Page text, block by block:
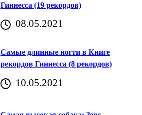
Гиннесса (19 рекордов)
08.05.2021
Самые длинные ногти в Книге
рекордов Гиннесса (8 рекордов)
10.05.2021